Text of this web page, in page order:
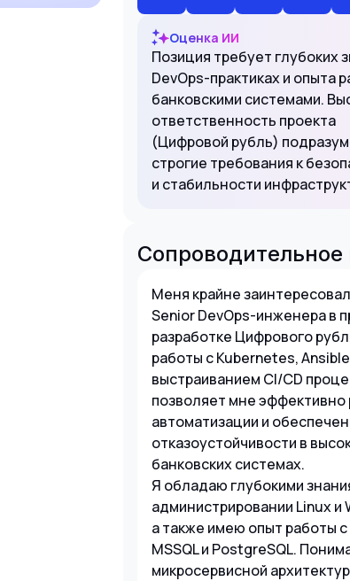
Оценка ИИ
Позиция требует глубоких
DevOps-практиках и опыта
банковскими системами.
ответственность проекта
(Цифровой рубль)
строгие требования к
и стабильности
Меня крайне
Senior DevOps-инженера в
разработке Цифрового
работы с Kubernetes,
выстраиванием CI/CD
позволяет мне эффективно
автоматизации и
отказоустойчивости в
банковских системах.
Я обладаю глубокими
администрировании Linux и
а также имею опыт работы
MSSQL и PostgreSQL.
микросервисной